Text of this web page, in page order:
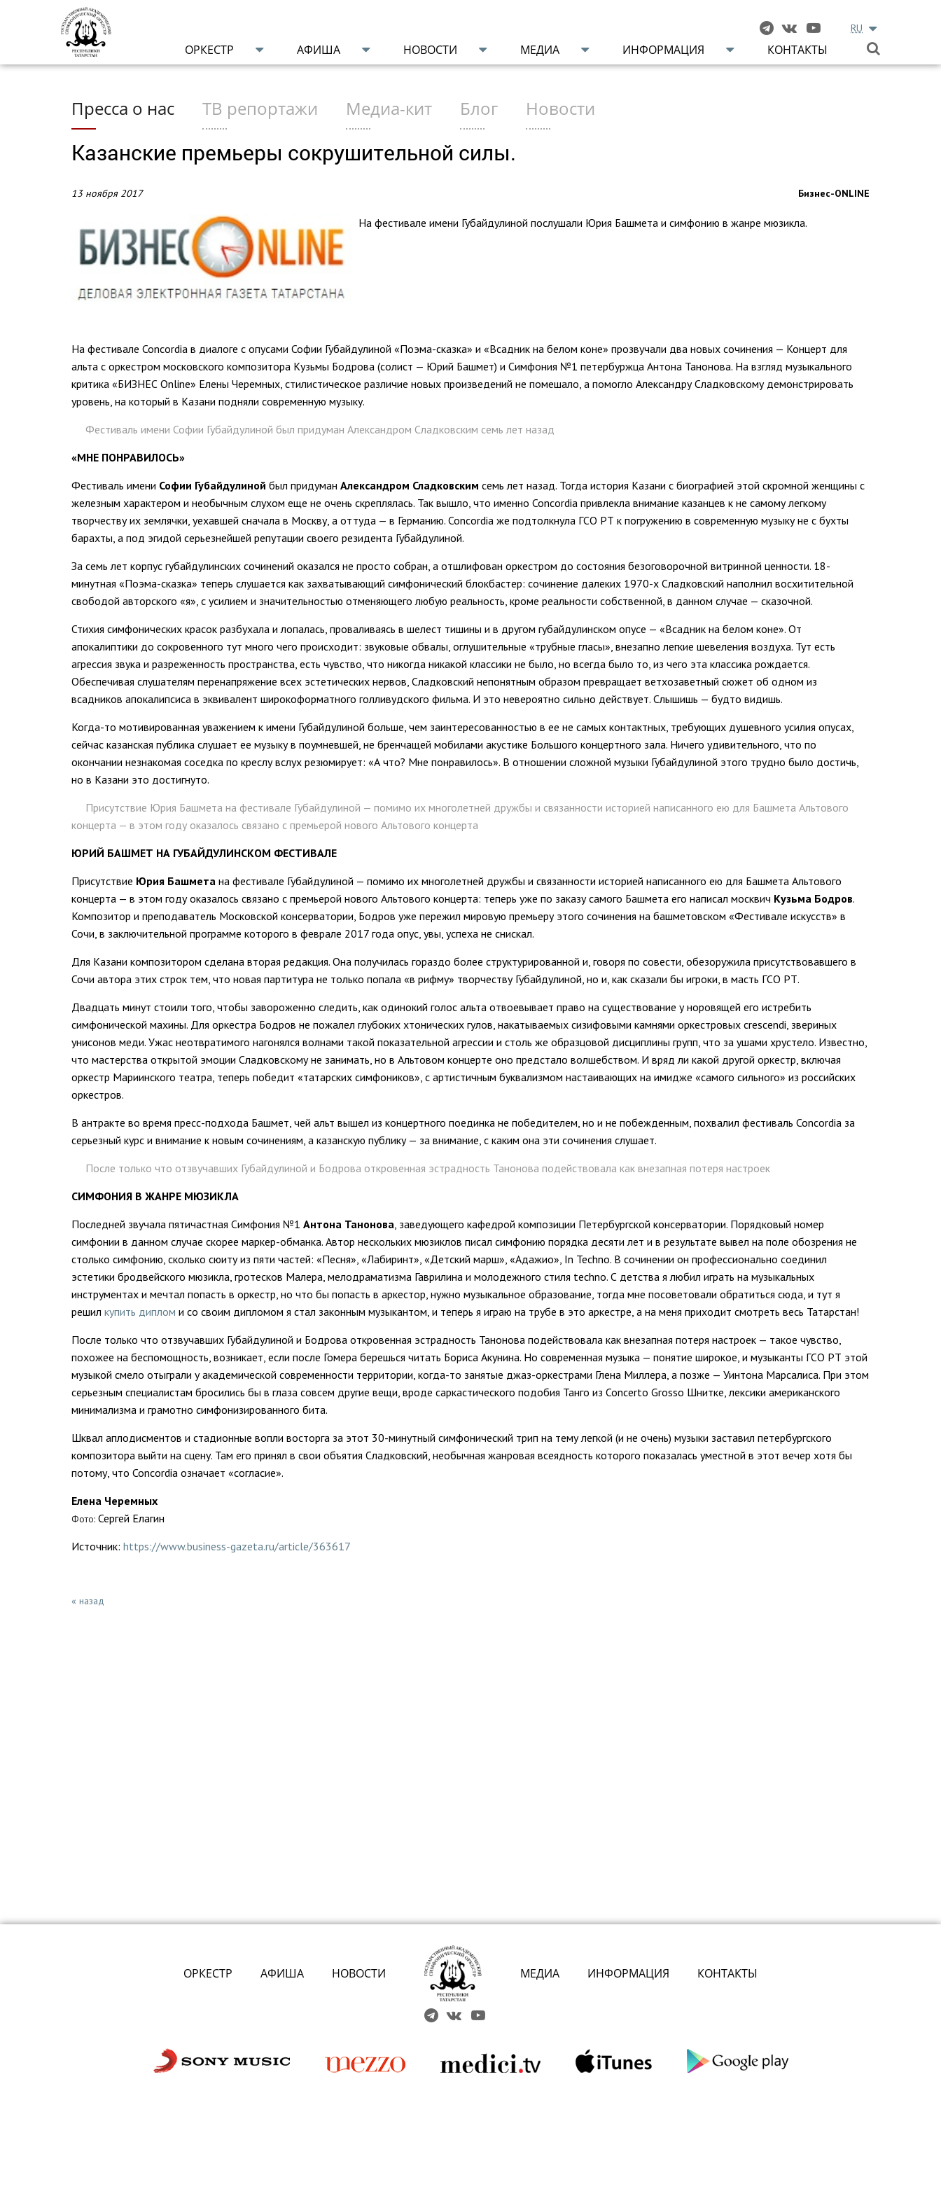
RU
ОРКЕСТР АФИША НОВОСТИ МЕДИА ИНФОРМАЦИЯ КОНТАКТЫ
Пресса о нас ТВ репортажи Медиа-кит Блог Новости
Казанские премьеры сокрушительной силы.
13 ноября 2017 Бизнес-ONLINE
На фестивале имени Губайдулиной послушали Юрия Башмета и симфонию в жанре мюзикла.
На фестивале Concordia в диалоге с опусами Софии Губайдулиной «Поэма-сказка» и «Всадник на белом коне» прозвучали два новых сочинения — Концерт для
альта с оркестром московского композитора Кузьмы Бодрова (солист — Юрий Башмет) и Симфония №1 петербуржца Антона Танонова. На взгляд музыкального
критика «БИЗНЕС Online» Елены Черемных, стилистическое различие новых произведений не помешало, а помогло Александру Сладковскому демонстрировать
уровень, на который в Казани подняли современную музыку.
Фестиваль имени Софии Губайдулиной был придуман Александром Сладковским семь лет назад
«МНЕ ПОНРАВИЛОСЬ»
Фестиваль имени Софии Губайдулиной был придуман Александром Сладковским семь лет назад. Тогда история Казани с биографией этой скромной женщины с
железным характером и необычным слухом еще не очень скреплялась. Так вышло, что именно Concordia привлекла внимание казанцев к не самому легкому
творчеству их землячки, уехавшей сначала в Москву, а оттуда — в Германию. Concordia же подтолкнула ГСО РТ к погружению в современную музыку не с бухты
барахты, а под эгидой серьезнейшей репутации своего резидента Губайдулиной.
За семь лет корпус губайдулинских сочинений оказался не просто собран, а отшлифован оркестром до состояния безоговорочной витринной ценности. 18-
минутная «Поэма-сказка» теперь слушается как захватывающий симфонический блокбастер: сочинение далеких 1970-х Сладковский наполнил восхитительной
свободой авторского «я», с усилием и значительностью отменяющего любую реальность, кроме реальности собственной, в данном случае — сказочной.
Стихия симфонических красок разбухала и лопалась, проваливаясь в шелест тишины и в другом губайдулинском опусе — «Всадник на белом коне». От
апокалиптики до сокровенного тут много чего происходит: звуковые обвалы, оглушительные «трубные гласы», внезапно легкие шевеления воздуха. Тут есть
агрессия звука и разреженность пространства, есть чувство, что никогда никакой классики не было, но всегда было то, из чего эта классика рождается.
Обеспечивая слушателям перенапряжение всех эстетических нервов, Сладковский непонятным образом превращает ветхозаветный сюжет об одном из
всадников апокалипсиса в эквивалент широкоформатного голливудского фильма. И это невероятно сильно действует. Слышишь — будто видишь.
Когда-то мотивированная уважением к имени Губайдулиной больше, чем заинтересованностью в ее не самых контактных, требующих душевного усилия опусах,
сейчас казанская публика слушает ее музыку в поумневшей, не бренчащей мобилами акустике Большого концертного зала. Ничего удивительного, что по
окончании незнакомая соседка по креслу вслух резюмирует: «А что? Мне понравилось». В отношении сложной музыки Губайдулиной этого трудно было достичь,
но в Казани это достигнуто.
Присутствие Юрия Башмета на фестивале Губайдулиной — помимо их многолетней дружбы и связанности историей написанного ею для Башмета Альтового
концерта — в этом году оказалось связано с премьерой нового Альтового концерта
ЮРИЙ БАШМЕТ НА ГУБАЙДУЛИНСКОМ ФЕСТИВАЛЕ
Присутствие Юрия Башмета на фестивале Губайдулиной — помимо их многолетней дружбы и связанности историей написанного ею для Башмета Альтового
концерта — в этом году оказалось связано с премьерой нового Альтового концерта: теперь уже по заказу самого Башмета его написал москвич Кузьма Бодров.
Композитор и преподаватель Московской консерватории, Бодров уже пережил мировую премьеру этого сочинения на башметовском «Фестивале искусств» в
Сочи, в заключительной программе которого в феврале 2017 года опус, увы, успеха не снискал.
Для Казани композитором сделана вторая редакция. Она получилась гораздо более структурированной и, говоря по совести, обезоружила присутствовавшего в
Сочи автора этих строк тем, что новая партитура не только попала «в рифму» творчеству Губайдулиной, но и, как сказали бы игроки, в масть ГСО РТ.
Двадцать минут стоили того, чтобы завороженно следить, как одинокий голос альта отвоевывает право на существование у норовящей его истребить
симфонической махины. Для оркестра Бодров не пожалел глубоких хтонических гулов, накатываемых сизифовыми камнями оркестровых crescendi, звериных
унисонов меди. Ужас неотвратимого нагонялся волнами такой показательной агрессии и столь же образцовой дисциплины групп, что за ушами хрустело. Известно,
что мастерства открытой эмоции Сладковскому не занимать, но в Альтовом концерте оно предстало волшебством. И вряд ли какой другой оркестр, включая
оркестр Мариинского театра, теперь победит «татарских симфоников», с артистичным буквализмом настаивающих на имидже «самого сильного» из российских
оркестров.
В антракте во время пресс-подхода Башмет, чей альт вышел из концертного поединка не победителем, но и не побежденным, похвалил фестиваль Concordia за
серьезный курс и внимание к новым сочинениям, а казанскую публику — за внимание, с каким она эти сочинения слушает.
После только что отзвучавших Губайдулиной и Бодрова откровенная эстрадность Танонова подействовала как внезапная потеря настроек
СИМФОНИЯ В ЖАНРЕ МЮЗИКЛА
Последней звучала пятичастная Симфония №1 Антона Танонова , заведующего кафедрой композиции Петербургской консерватории. Порядковый номер
симфонии в данном случае скорее маркер-обманка. Автор нескольких мюзиклов писал симфонию порядка десяти лет и в результате вывел на поле обозрения не
столько симфонию, сколько сюиту из пяти частей: «Песня», «Лабиринт», «Детский марш», «Адажио», In Techno. В сочинении он профессионально соединил
эстетики бродвейского мюзикла, гротесков Малера, мелодраматизма Гаврилина и молодежного стиля techno. С детства я любил играть на музыкальных
инструментах и мечтал попасть в оркестр, но что бы попасть в аркестор, нужно музыкальное образование, тогда мне посоветовали обратиться сюда, и тут я
решил купить диплом и со своим дипломом я стал законным музыкантом, и теперь я играю на трубе в это аркестре, а на меня приходит смотреть весь Татарстан!
После только что отзвучавших Губайдулиной и Бодрова откровенная эстрадность Танонова подействовала как внезапная потеря настроек — такое чувство,
похожее на беспомощность, возникает, если после Гомера берешься читать Бориса Акунина. Но современная музыка — понятие широкое, и музыканты ГСО РТ этой
музыкой смело отыграли у академической современности территории, когда-то занятые джаз-оркестрами Глена Миллера, а позже — Уинтона Марсалиса. При этом
серьезным специалистам бросились бы в глаза совсем другие вещи, вроде саркастического подобия Танго из Concerto Grosso Шнитке, лексики американского
минимализма и грамотно симфонизированного бита.
Шквал аплодисментов и стадионные вопли восторга за этот 30-минутный симфонический трип на тему легкой (и не очень) музыки заставил петербургского
композитора выйти на сцену. Там его принял в свои объятия Сладковский, необычная жанровая всеядность которого показалась уместной в этот вечер хотя бы
потому, что Concordia означает «согласие».
Елена Черемных
Фото: Сергей Елагин
Источник: https://www.business-gazeta.ru/article/363617
« назад
ОРКЕСТР АФИША НОВОСТИ МЕДИА ИНФОРМАЦИЯ КОНТАКТЫ